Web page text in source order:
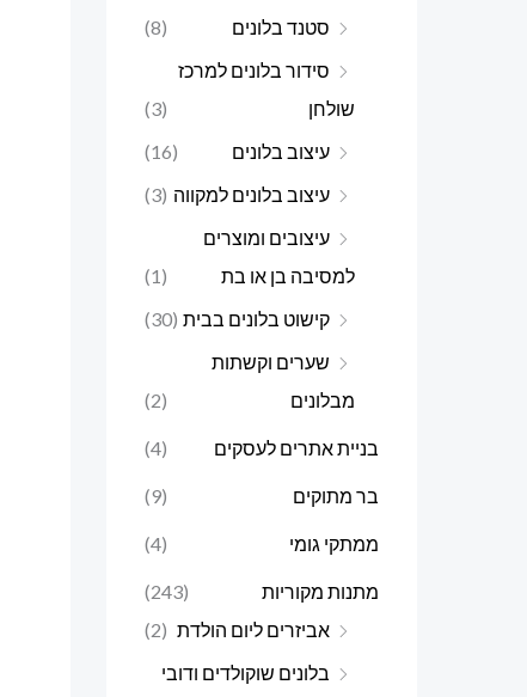
סטנד בלונים
(8)
סידור בלונים למרכז
שולחן
(3)
עיצוב בלונים
(16)
עיצוב בלונים למקווה (3)
עיצובים ומוצרים
למסיבה בן או בת
(1)
קישוט בלונים בבית (30)
שערים וקשתות
מבלונים
(2)
בניית אתרים לעסקים (4)
בר מתוקים (9)
ממתקי גומי (4)
מתנות מקוריות
(243)
אביזרים ליום הולדת (2)
בלונים שוקולדים ודובי